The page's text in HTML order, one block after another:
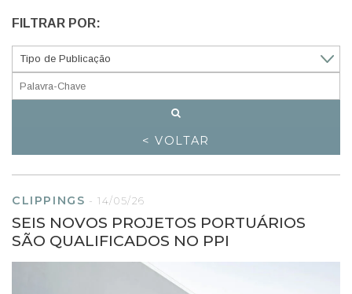
FILTRAR POR:
< VOLTAR
CLIPPINGS -14/05/26
SEIS NOVOS PROJETOS PORTUÁRIOS
SÃO QUALIFICADOS NO PPI